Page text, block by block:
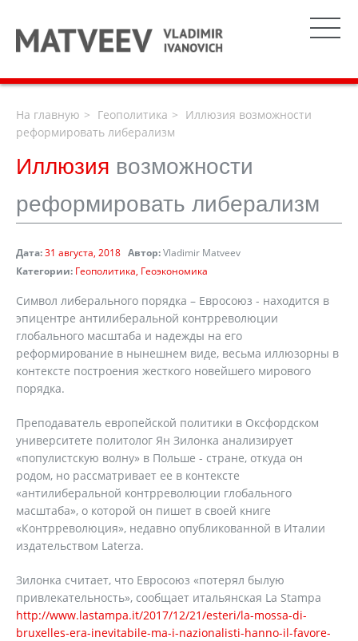
На главную Геополитика
Иллюзия возможности
реформировать либерализм
Иллюзия возможности
реформировать либерализм
Дата:31 августа, 2018 Автор:Vladimir Matveev
Категории: Геополитика Геоэкономика
Символ либерального порядка – Евросоюз - находится в
эпицентре антилиберальной контрреволюции
глобального масштаба и надежды на его
реформирование в нынешнем виде, весьма иллюзорны в
контексте построения жесткого новейшего мирового
порядка.
Преподаватель европейской политики в Оксфордском
университете политолог Ян Зилонка анализирует
«популистскую волну» в Польше - стране, откуда он
родом, но рассматривает ее в контексте
«антилиберальной контрреволюции глобального
масштаба», о которой он пишет в своей книге
«Контрреволюция», недавно опубликованной в Италии
издательством Laterza.
Зилонка считает, что Евросоюз «потерял былую
привлекательность», сообщает итальянская La Stampa
http://www.lastampa.it/2017/12/21/esteri/la-mossa-di-
bruxelles-era-inevitabile-ma-i-nazionalisti-hanno-il-favore-